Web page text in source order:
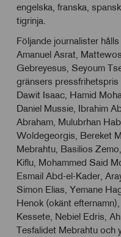
engelska, franska,
tigrinja.
Följande journalister
Amanuel Asrat,
Gebreyesus, Seyoum
gränsers
Dawit Isaac, Hamid
Daniel Mussie, Ibrahim
Abraham, Mulubrhan
Woldegeorgis, Bereket
Mebrahtu, Basilios
Kiflu, Mohammed Said
Esmail Abd-el-Kader,
Simon Elias, Yemane
Henok (okänt
Kessete, Nebiel Edris,
Tesfalidet Mebrahtu och